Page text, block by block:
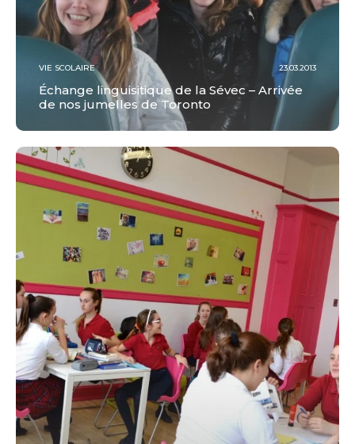
VIE SCOLAIRE 23.03.2013
Échange linguisitique de la Sévec – Arrivée
de nos jumelles de Toronto